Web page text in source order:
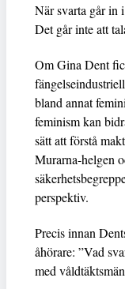
När svarta går in
Det går inte att
Om Gina Dent
bland annat
feminism kan
sätt att förstå
Murarna-helgen
perspektiv.
Precis innan
åhörare: ”Vad
med